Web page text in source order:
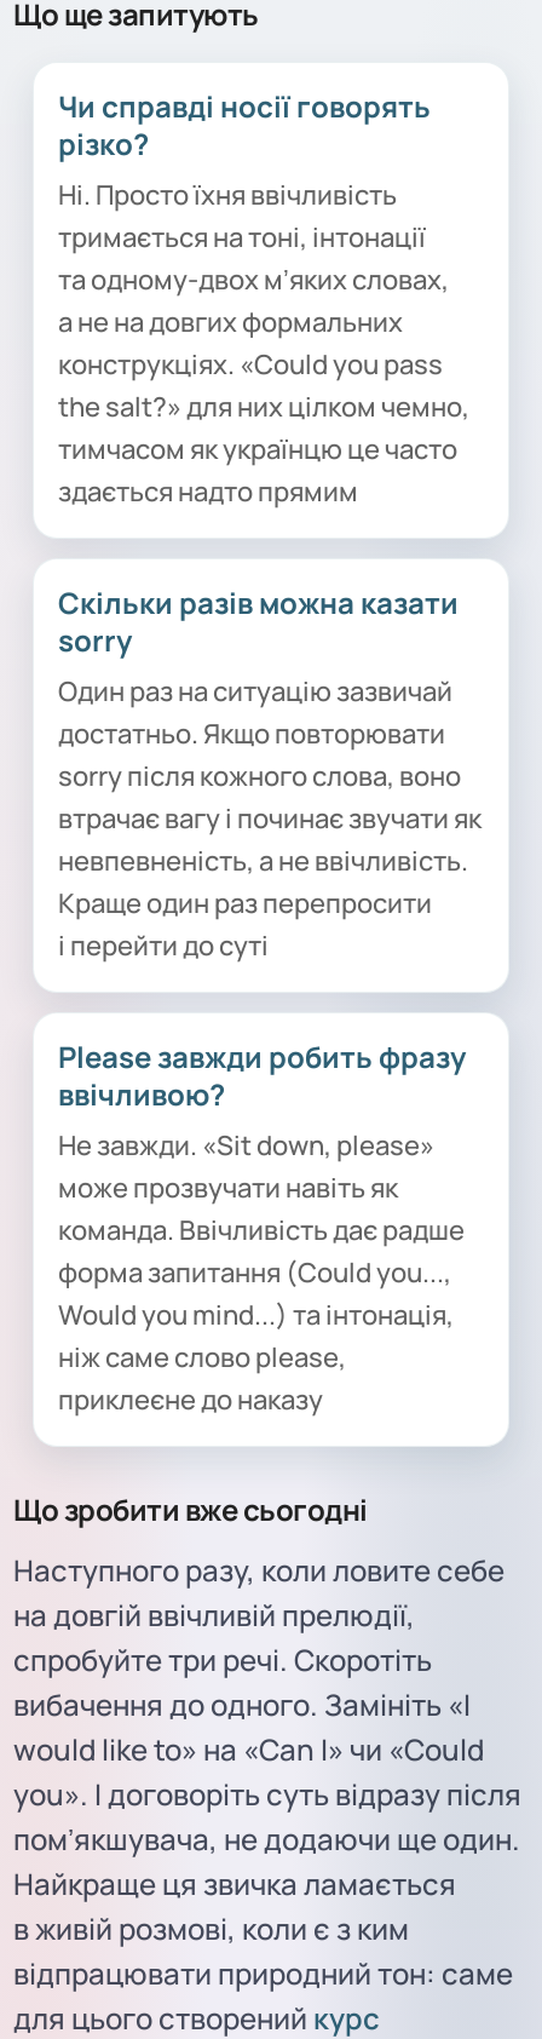
Що ще запитують
Чи справді носії говорять
різко?
Ні. Просто їхня ввічливість
тримається на тоні, інтонації
та одному-двох мʼяких словах,
а не на довгих формальних
конструкціях. «Could you pass
the salt?» для них цілком чемно,
тимчасом як українцю це часто
здається надто прямим
Скільки разів можна казати
sorry
Один раз на ситуацію зазвичай
достатньо. Якщо повторювати
sorry після кожного слова, воно
втрачає вагу і починає звучати як
невпевненість, а не ввічливість.
Краще один раз перепросити
і перейти до суті
Please завжди робить фразу
ввічливою?
Не завжди. «Sit down, please»
може прозвучати навіть як
команда. Ввічливість дає радше
форма запитання (Could you...,
Would you mind...) та інтонація,
ніж саме слово please,
приклеєне до наказу
Що зробити вже сьогодні
Наступного разу, коли ловите себе
на довгій ввічливій прелюдії,
спробуйте три речі. Скоротіть
вибачення до одного. Замініть «I
would like to» на «Can I» чи «Could
you». І договоріть суть відразу після
помʼякшувача, не додаючи ще один.
Найкраще ця звичка ламається
в живій розмові, коли є з ким
відпрацювати природний тон: саме
для цього створений курс